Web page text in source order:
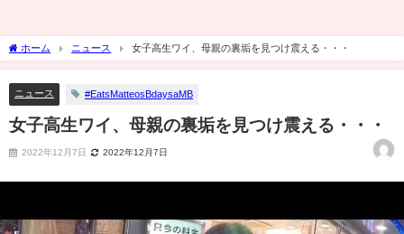
ホーム ニュース 女子高生ワイ、母親の裏垢を見つけ震える・・・
ニュース #EatsMatteosBdaysaMB
女子高生ワイ、母親の裏垢を見つけ震える・・・
2022年12月7日 2022年12月7日